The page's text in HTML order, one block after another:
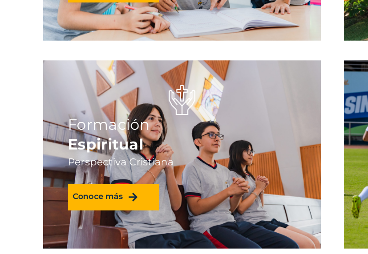
Formación
Espiritual
Perspectiva Cristiana
Conoce más